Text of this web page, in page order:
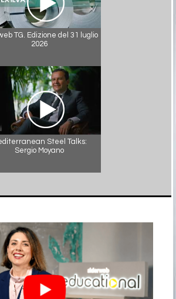
TG. Edizione del 31 luglio
2026
Steel Talks:
Sergio Moyano